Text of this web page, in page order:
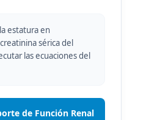
estatura en
sérica del
las ecuaciones del
de Función Renal